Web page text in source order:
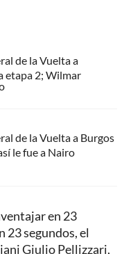
de la Vuelta a
etapa 2; Wilmar
de la Vuelta a Burgos
le fue a Nairo
en 23
23 segundos, el
Giulio Pellizzari,